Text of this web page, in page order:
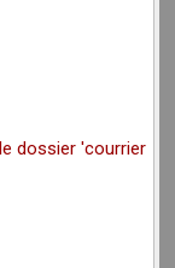
dossier 'courrier